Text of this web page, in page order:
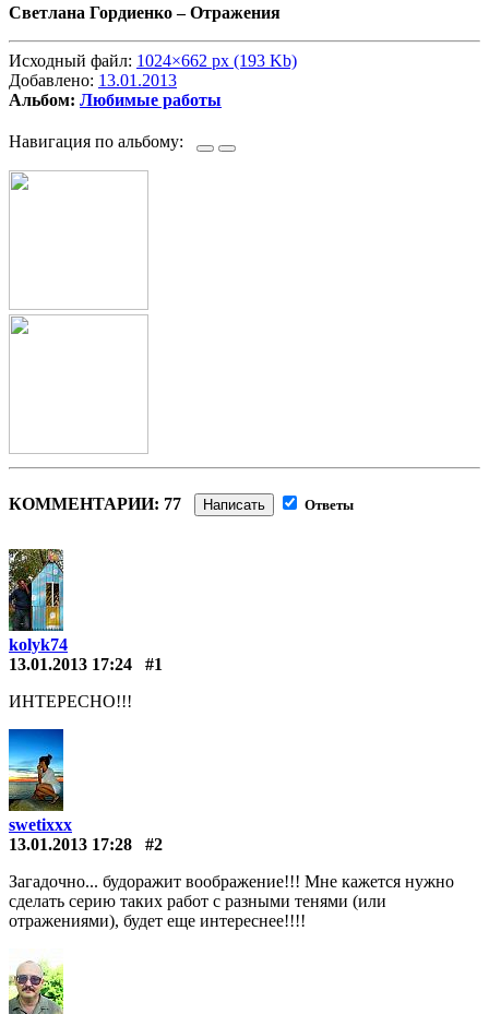
Светлана Гордиенко –Отражения
Исходный файл: 1024×662 px (193 Kb)
Добавлено: 13.01.2013
Альбом: Любимые работы
Навигация по альбому:
КОММЕНТАРИИ: 77 Написать Ответы
kolyk74
13.01.2013 17:24
#1
ИНТЕРЕСНО!!!
swetixxx
13.01.2013 17:28
#2
Загадочно... будоражит воображение!!! Мне кажется нужно
сделать серию таких работ с разными тенями (или
отражениями), будет еще интереснее!!!!